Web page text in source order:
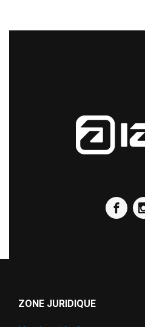
ZONE JURIDIQUE